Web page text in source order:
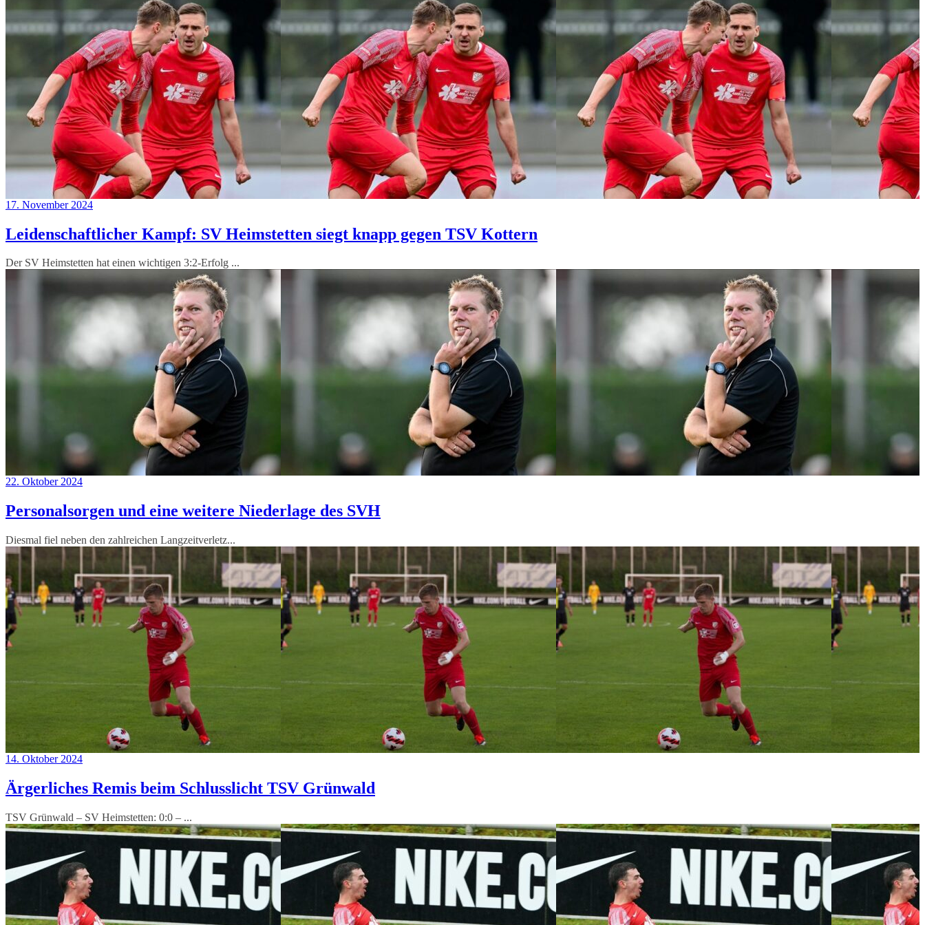
17. November 2024
Leidenschaftlicher Kampf: SV Heimstetten siegt knapp gegen TSV Kottern
Der SV Heimstetten hat einen wichtigen 3:2-Erfolg ...
22. Oktober 2024
Personalsorgen und eine weitere Niederlage des SVH
Diesmal fiel neben den zahlreichen Langzeitverletz...
14. Oktober 2024
Ärgerliches Remis beim Schlusslicht TSV Grünwald
TSV Grünwald – SV Heimstetten: 0:0 – ...